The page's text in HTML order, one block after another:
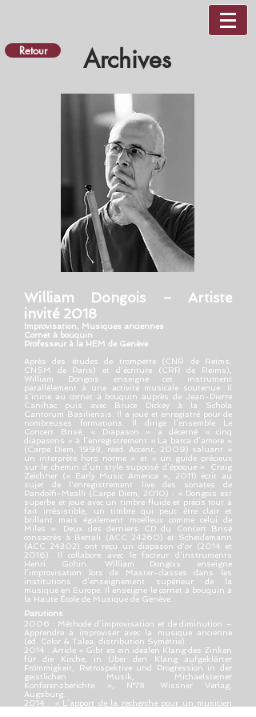
Archives
Retour
William Dongois – Artiste
invité 2018
Improvisation, Musiques anciennes
Cornet à bouquin
Professeur à la HEM de Genève
Après des études de trompette (CNR de Reims,
CNSM de Paris) et d’écriture (CRR de Reims),
William Dongois enseigne cet instrument
parallèlement à une activité musicale soutenue. Il
s’initie au cornet à bouquin auprès de Jean-Pierre
Canihac puis avec Bruce Dickey à la Schola
Cantorum Basiliensis. Il a joué et enregistré pour de
nombreuses formations. Il dirige l’ensemble Le
Concert Brisé. « Diapason » a décerné « cinq
diapasons » à l’enregistrement « La barca d’amore »
(Carpe Diem, 1998, rééd. Accent, 2009) saluant «
un interprète hors norme » et « un guide précieux
sur le chemin d’un style supposé d’époque ». Craig
Zeichner (« Early Music America », 2011) écrit au
sujet de l'enregistrement live des sonates de
Pandolfi-Mealli (Carpe Diem, 2010) : « Dongois est
superbe et joue avec un timbre fluide et précis tout à
fait irrésistible, un timbre qui peut être clair et
brillant mais également moelleux comme celui de
Miles ». Deux des derniers CD du Concert Brisé
consacrés à Bertali (ACC 24260) et Scheidemann
(ACC 24302) ont reçu un diapason d'or (2014 et
2016). Il collabore avec le facteur d’instruments
Henri Gohin. William Dongois enseigne
l’improvisation lors de Master-classes dans les
institutions d’enseignement supérieur de la
musique en Europe. Il enseigne le cornet à bouquin à
la Haute École de Musique de Genève.
Parutions
2006 : Méthode d’improvisation et de diminution –
Apprendre à improviser avec la musique ancienne
(éd. Color & Talea, distribution Symétrie).
2014 : Article « Gibt es ein idealen Klang des Zinken
für die Kirche, in Über den Klang aufgeklärter
Frömmigkeit, Retrospektive und Progression in der
geistlichen Musik, Michaelsteiner
Konferenzberichte », N°78. Wissner Verlag,
Augsburg.
2014 : « L’apport de la recherche pour un musicien